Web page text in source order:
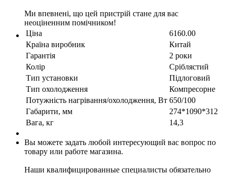
Ми впевнені, що цей пристрій стане для вас
неоціненним помічником!
Ціна
6160.00
Країна виробник
Китай
Гарантія
2 роки
Колір
Сріблястий
Тип установки
Підлоговий
Тип охолодження
Компресорне
Потужність нагрівання/охолодження, Вт 650/100
Габарити, мм
274*1090*312
Вага, кг
14,3
Вы можете задать любой интересующий вас вопрос по
товару или работе магазина.
Наши квалифицированные специалисты обязательно